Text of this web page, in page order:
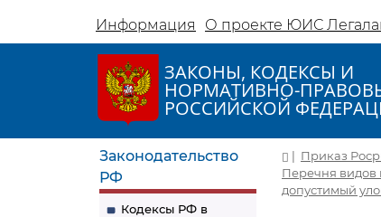
Информация О проекте ЮИС
ЗАКОНЫ, КОДЕКСЫ И
НОРМАТИВНО-
РОССИЙСКОЙ
Законодательство
РФ
Кодексы РФ в
| Приказ
Перечня видов
допустимый